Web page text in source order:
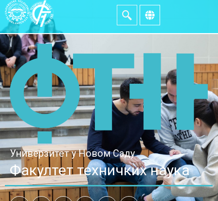
Универзитет у Новом Саду
Факултет техничких наука